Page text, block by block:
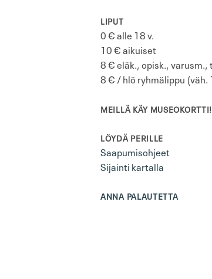
LIPUT
0 € alle 18 v.
10 € aikuiset
8 € eläk., opisk.,
8 € / hlö ryhmälippu (väh.
MEILLÄ KÄY MUSEOKORTTI!
LÖYDÄ PERILLE
Saapumisohjeet
Sijainti kartalla
ANNA PALAUTETTA